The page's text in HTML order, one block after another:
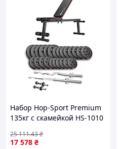
Набор Hop-Sport Premium
135кг с скамейкой HS-1010
17 578 ₴
25 111.43₴